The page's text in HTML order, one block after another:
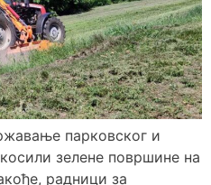
парковског и
зелене површине на
радници за